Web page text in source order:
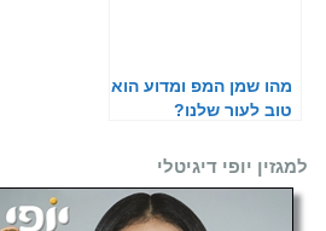
מהו שמן המפ ומדוע הוא
טוב לעור שלנו?
למגזין יופי דיגיטלי